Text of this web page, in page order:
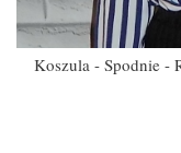
Koszula - Spodnie -